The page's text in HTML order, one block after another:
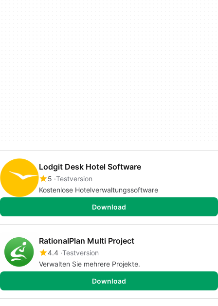
Lodgit Desk Hotel Software
5 Testversion
Kostenlose Hotelverwaltungssoftware
Download
RationalPlan Multi Project
4.4 Testversion
Verwalten Sie mehrere Projekte.
Download